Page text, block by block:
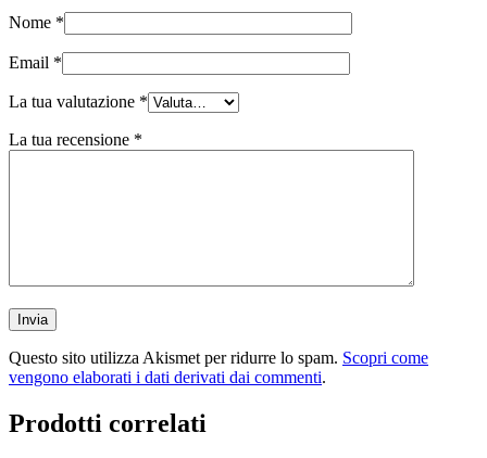
Nome *
Email *
La tua valutazione *
La tua recensione *
Questo sito utilizza Akismet per ridurre lo spam. Scopri come
vengono elaborati i dati derivati dai commenti.
Prodotti correlati